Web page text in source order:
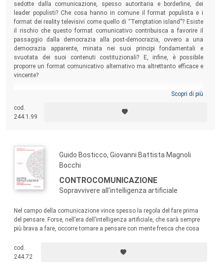
sedotte dalla comunicazione, spesso autoritaria e borderline, dei
leader populisti? Che cosa hanno in comune il format populista e i
format dei reality televisivi come quello di “Temptation island”? Esiste
il rischio che questo format comunicativo contribuisca a favorire il
passaggio dalla democrazia alla post-democrazia, ovvero a una
democrazia apparente, minata nei suoi principi fondamentali e
svuotata dei suoi contenuti costituzionali? E, infine, è possibile
proporre un format comunicativo alternativo ma altrettanto efficace e
vincente?
Scopri di più
cod.
244.1.99
Guido Bosticco, Giovanni Battista Magnoli
Bocchi
CONTROCOMUNICAZIONE
Sopravvivere all'intelligenza artificiale
Nel campo della comunicazione vince spesso la regola del fare prima
del pensare. Forse, nell’era dell’intelligenza artificiale, che sarà sempre
più brava a fare, occorre tornare a pensare con mente fresca che cosa
cod.
244.72